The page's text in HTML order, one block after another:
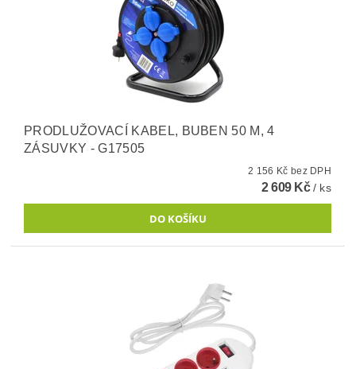
PRODLUŽOVACÍ KABEL, BUBEN 50 M, 4
ZÁSUVKY - G17505
2 156 Kč bez DPH
2 609 Kč/ ks